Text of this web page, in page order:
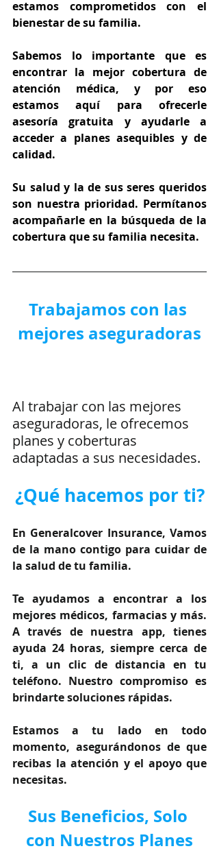
estamos comprometidos con el
bienestar de su familia.
Sabemos lo importante que es
encontrar la mejor cobertura de
atención médica, y por eso
estamos aquí para ofrecerle
asesoría gratuita y ayudarle a
acceder a planes asequibles y de
calidad.
Su salud y la de sus seres queridos
son nuestra prioridad. Permítanos
acompañarle en la búsqueda de la
cobertura que su familia necesita.
Trabajamos con las
mejores aseguradoras
Al trabajar con las mejores
aseguradoras, le ofrecemos
planes y coberturas
adaptadas a sus necesidades.
¿Qué hacemos por ti?
En Generalcover Insurance, Vamos
de la mano contigo para cuidar de
la salud de tu familia.
Te ayudamos a encontrar a los
mejores médicos, farmacias y más.
A través de nuestra app, tienes
ayuda 24 horas, siempre cerca de
ti, a un clic de distancia en tu
teléfono. Nuestro compromiso es
brindarte soluciones rápidas.
Estamos a tu lado en todo
momento, asegurándonos de que
recibas la atención y el apoyo que
necesitas.
Sus Beneficios, Solo
con Nuestros Planes